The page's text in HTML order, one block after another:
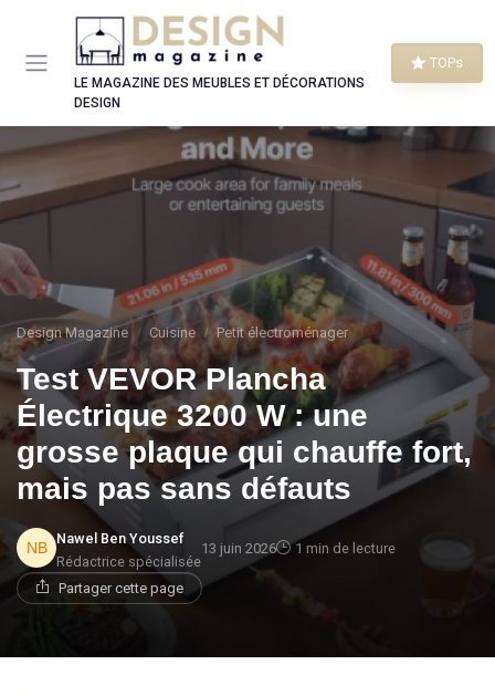
LE MAGAZINE DES MEUBLES ET DÉCORATIONS
DESIGN
TOPs
Design Magazine Cuisine Petit électroménager
Test VEVOR Plancha
Électrique 3200 W : une
grosse plaque qui chauffe fort,
mais pas sans défauts
Nawel Ben Youssef
Rédactrice spécialisée
13 juin 2026 1 min de lecture
Partager cette page
Panneau de gestion des cookies